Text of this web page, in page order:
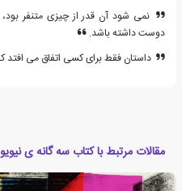
نمی شود آن قدر از چیزی متنفر
دوست داشته باشد.
داستان فقط برای کسی اتفاق می افتد
مقالات مرتبط با کتاب سه گانه ی